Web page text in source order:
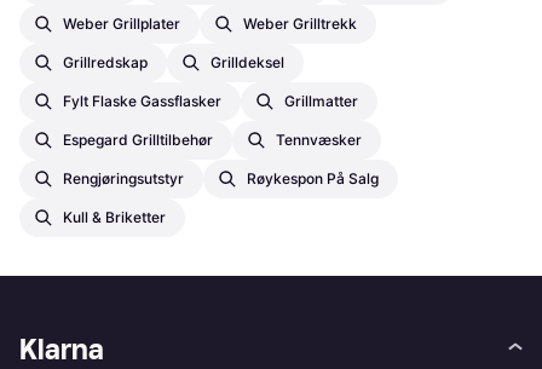
Weber Grillplater Weber Grilltrekk
Grillredskap Grilldeksel
Fylt Flaske Gassflasker Grillmatter
Espegard Grilltilbehør Tennvæsker
Rengjøringsutstyr Røykespon På Salg
Kull & Briketter
Klarna